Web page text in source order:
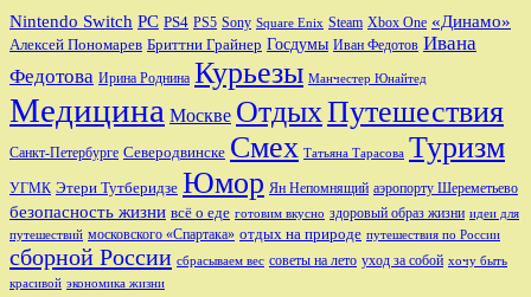
Nintendo Switch PC PS4 PS5 Sony Square Enix Steam Xbox One «Динамо»
Алексей Пономарев Бриттни Грайнер Госдумы Иван Федотов Ивана
Федотова Ирина Роднина Курьезы Манчестер Юнайтед
Медицина Москве ОтдыхПутешествия
Санкт-Петербурге Северодвинске Смех Татьяна Тарасова Туризм
УГМК Этери Тутберидзе Юмор Ян Непомнящий аэропорту Шереметьево
безопасность жизни всё о еде готовим вкусно здоровый образ жизни идеи для
путешествий московского «Спартака» отдых на природе путешествия по России
сборной России сбрасываем вес советы на лето уход за собой хочу быть
красивой экономика жизни